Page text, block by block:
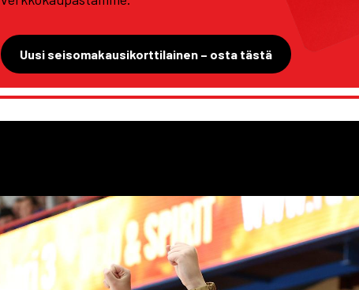
Uusi seisomakausikorttilainen – osta tästä